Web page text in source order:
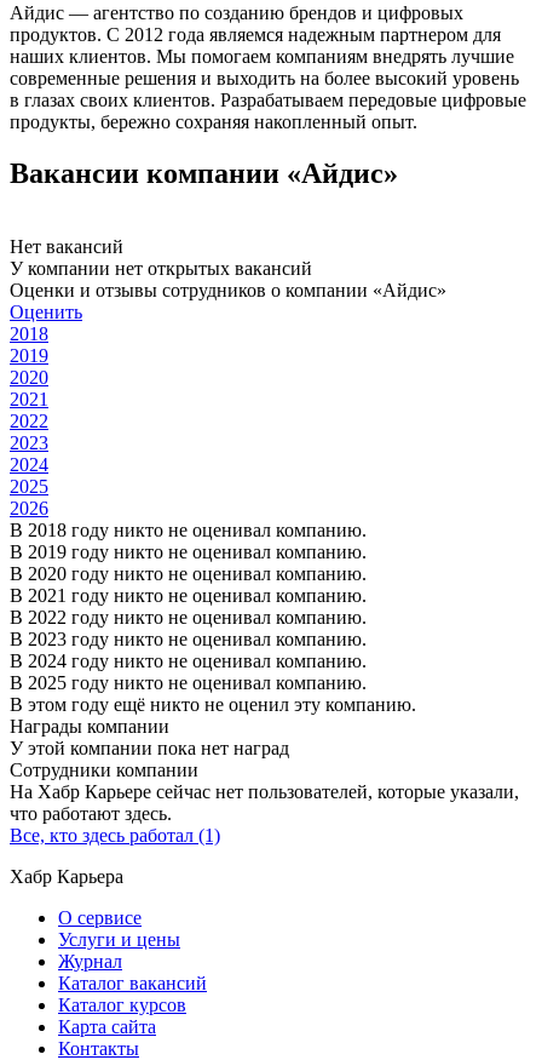
Айдис — агентство по созданию брендов и цифровых
продуктов. С 2012 года являемся надежным партнером для
наших клиентов. Мы помогаем компаниям внедрять лучшие
современные решения и выходить на более высокий уровень
в глазах своих клиентов. Разрабатываем передовые цифровые
продукты, бережно сохраняя накопленный опыт.
Вакансии компании «Айдис»
Нет вакансий
У компании нет открытых вакансий
Оценки и отзывы сотрудников о компании «Айдис»
Оценить
2018
2019
2020
2021
2022
2023
2024
2025
2026
В 2018 году никто не оценивал компанию.
В 2019 году никто не оценивал компанию.
В 2020 году никто не оценивал компанию.
В 2021 году никто не оценивал компанию.
В 2022 году никто не оценивал компанию.
В 2023 году никто не оценивал компанию.
В 2024 году никто не оценивал компанию.
В 2025 году никто не оценивал компанию.
В этом году ещё никто не оценил эту компанию.
Награды компании
У этой компании пока нет наград
Сотрудники компании
На Хабр Карьере сейчас нет пользователей, которые указали,
что работают здесь.
Все, кто здесь работал (1)
Хабр Карьера
О сервисе
Услуги и цены
Журнал
Каталог вакансий
Каталог курсов
Карта сайта
Контакты